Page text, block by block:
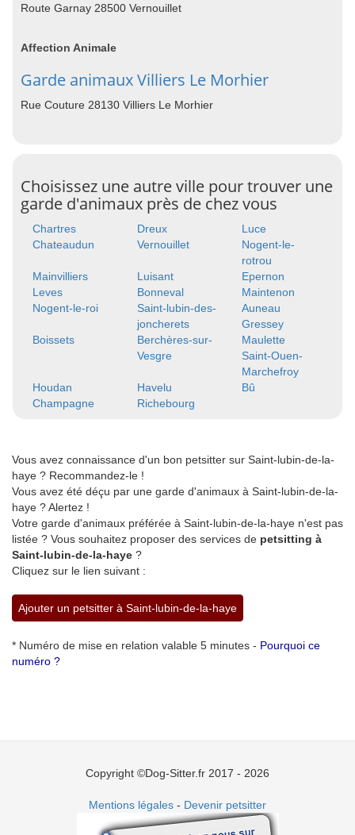
Route Garnay 28500 Vernouillet
Affection Animale
Garde animaux Villiers Le Morhier
Rue Couture 28130 Villiers Le Morhier
Choisissez une autre ville pour trouver une
garde d'animaux près de chez vous
Chartres Dreux
Luce
Chateaudun
Vernouillet
Nogent-le-
rotrou
Mainvilliers
Luisant
Epernon
Leves
Bonneval
Maintenon
Nogent-le-roi
Saint-lubin-des-
joncherets
Auneau
Gressey
Boissets
Berchères-sur-
Vesgre
Maulette
Saint-Ouen-
Marchefroy
Houdan
Havelu
Bû
Champagne
Richebourg
Vous avez connaissance d'un bon petsitter sur Saint-lubin-de-la-
haye ? Recommandez-le !
Vous avez été déçu par une garde d'animaux à Saint-lubin-de-la-
haye ? Alertez !
Votre garde d'animaux préférée à Saint-lubin-de-la-haye n'est pas
listée ? Vous souhaitez proposer des services de petsitting à
Saint-lubin-de-la-haye ?
Cliquez sur le lien suivant :
Ajouter un petsitter à Saint-lubin-de-la-haye
* Numéro de mise en relation valable 5 minutes - Pourquoi ce
numéro ?
Copyright ©Dog-Sitter.fr 2017 - 2026
Mentions légales - Devenir petsitter